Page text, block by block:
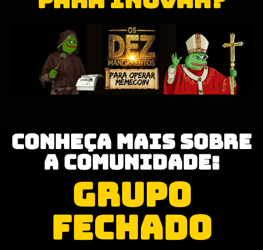
Conheça mais sobre
a Comunidade:
GRUPO
FECHADO